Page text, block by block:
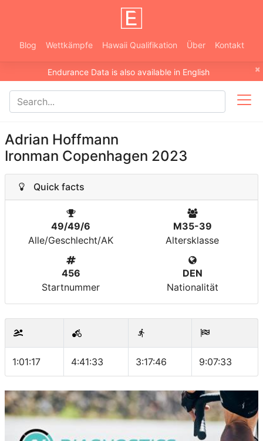
Blog Wettkämpfe Hawaii Qualifikation Über Kontakt
×
Endurance Data is also available in English
Adrian Hoffmann
Ironman Copenhagen 2023
Quick facts
49/49/6
Alle/Geschlecht/AK
M35-39
Altersklasse
456
Startnummer
DEN
Nationalität
1:01:17 4:41:33 3:17:46 9:07:33